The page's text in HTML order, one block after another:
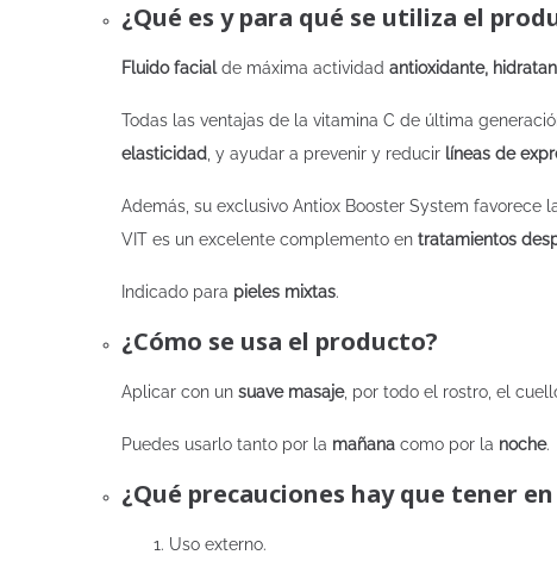
¿Qué es y para qué se utiliza el
Fluido facialde máxima actividad antioxidante,
Todas las ventajas de la vitamina C de última
elasticidad , y ayudar a prevenir y reducir líneas de
Además, su exclusivo Antiox Booster System favorece
VIT es un excelente complemento en tratamientos
Indicado para pieles mixtas.
¿Cómo se usa el producto?
Aplicar con un suave masaje, por todo el rostro, el
Puedes usarlo tanto por la mañana como por la noche.
¿Qué precauciones hay que tener
Uso externo.